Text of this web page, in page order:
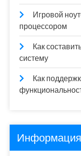
Игровой
процессором
Как
систему
Как
Информация